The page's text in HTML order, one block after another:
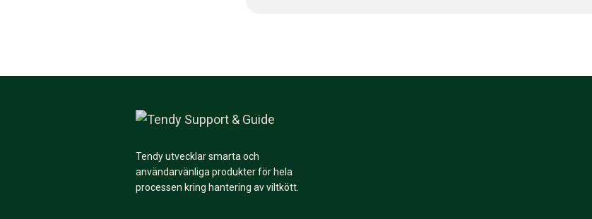
Tendy utvecklar smarta och
användarvänliga produkter för hela
processen kring hantering av viltkött.